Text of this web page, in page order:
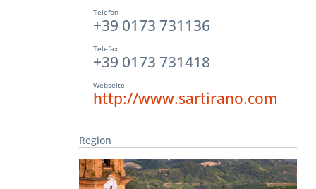
Telefon
+39 0173 731136
Telefax
+39 0173 731418
Webseite
http://www.sartirano.com
Region